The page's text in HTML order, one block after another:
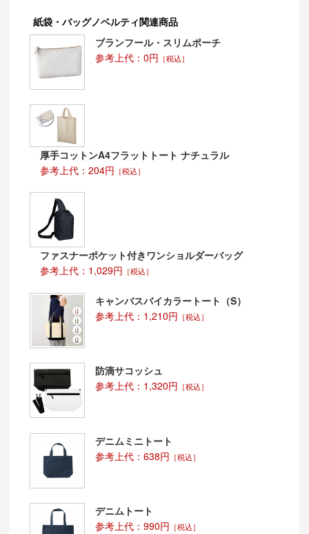
紙袋・バッグノベルティ関連商品
ブランフール・スリムポーチ
参考上代：0円 ［税込］
厚手コットンA4フラットトート ナチュラル
参考上代：204円 ［税込］
ファスナーポケット付きワンショルダーバッグ
参考上代：1,029円 ［税込］
キャンバスバイカラートート（S）
参考上代：1,210円 ［税込］
防滴サコッシュ
参考上代：1,320円 ［税込］
デニムミニトート
参考上代：638円 ［税込］
デニムトート
参考上代：990円 ［税込］